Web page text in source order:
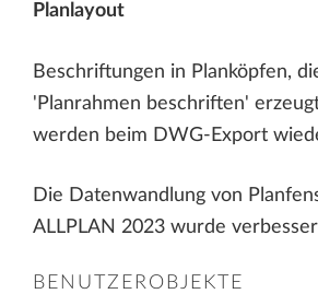
Planlayout
Beschriftungen in Planköpfen,
'Planrahmen beschriften'
werden beim DWG-Export
Die Datenwandlung von
ALLPLAN 2023 wurde
BENUTZEROBJEKTE